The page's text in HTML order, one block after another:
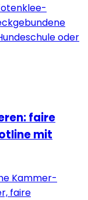
oder
faire
mit
Kammer-
faire